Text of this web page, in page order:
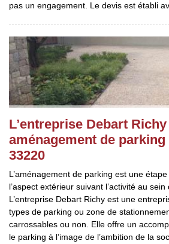
pas un engagement. Le devis est établi
L’entreprise Debart
aménagement de parking
33220
L’aménagement de parking est une
l’aspect extérieur suivant l’activité au sein
L’entreprise Debart Richy est une
types de parking ou zone de
carrossables ou non. Elle offre un
le parking à l’image de l’ambition de la